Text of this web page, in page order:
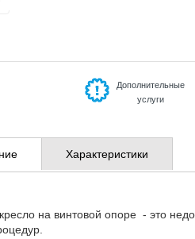
Дополнительные
услуги
Характеристики
на винтовой опоре - это